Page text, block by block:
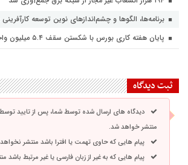
برنامه‌ها، الگوها و چشم‌اندازهای نوین توسعه
پایان هفته کاری بورس با شکستن سقف ۵.۴ میلیون واحد
ثبت دیدگاه
دیدگاه های ارسال شده توسط شما، پس از تایید
منتشر خواهد شد.
پیام هایی که حاوی تهمت یا افترا باشد منتشر
پیام هایی که به غیر از زبان فارسی یا غیر مرتبط باشد